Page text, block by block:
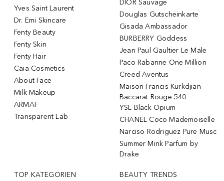
Yves Saint Laurent
Dr. Emi Skincare
Fenty Beauty
Fenty Skin
Fenty Hair
Caia Cosmetics
About Face
Milk Makeup
ARMAF
Transparent Lab
DIOR Sauvage
Douglas Gutscheinkarte
Gisada Ambassador
BURBERRY Goddess
Jean Paul Gaultier Le Male
Paco Rabanne One Million
Creed Aventus
Maison Francis Kurkdjian
Baccarat Rouge 540
YSL Black Opium
CHANEL Coco Mademoiselle
Narciso Rodriguez Pure Musc
Summer Mink Parfum by
Drake
TOP KATEGORIEN BEAUTY TRENDS